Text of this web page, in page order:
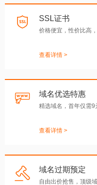
SSL证书
价格便宜，性价比高
查看详情 >
域名优选特惠
精选域名，首年仅需9
查看详情 >
域名过期预定
自由出价抢售，顶级